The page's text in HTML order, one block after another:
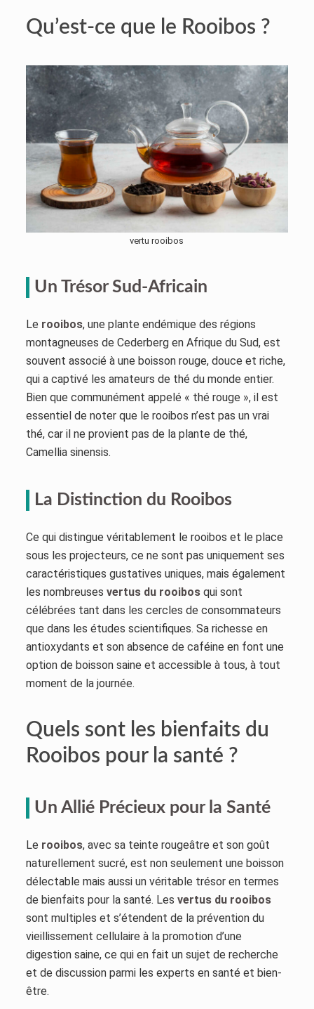
Qu’est-ce que le Rooibos ?
vertu rooibos
Un Trésor Sud-Africain
Le rooibos, une plante endémique des régions
montagneuses de Cederberg en Afrique du Sud, est
souvent associé à une boisson rouge, douce et riche,
qui a captivé les amateurs de thé du monde entier.
Bien que communément appelé « thé rouge », il est
essentiel de noter que le rooibos n’est pas un vrai
thé, car il ne provient pas de la plante de thé,
Camellia sinensis.
La Distinction du Rooibos
Ce qui distingue véritablement le rooibos et le place
sous les projecteurs, ce ne sont pas uniquement ses
caractéristiques gustatives uniques, mais également
les nombreuses vertus du rooibosqui sont
célébrées tant dans les cercles de consommateurs
que dans les études scientifiques. Sa richesse en
antioxydants et son absence de caféine en font une
option de boisson saine et accessible à tous, à tout
moment de la journée.
Quels sont les bienfaits du
Rooibos pour la santé ?
Un Allié Précieux pour la Santé
Le rooibos, avec sa teinte rougeâtre et son goût
naturellement sucré, est non seulement une boisson
délectable mais aussi un véritable trésor en termes
de bienfaits pour la santé. Les vertus du rooibos
sont multiples et s’étendent de la prévention du
vieillissement cellulaire à la promotion d’une
digestion saine, ce qui en fait un sujet de recherche
et de discussion parmi les experts en santé et bien-
être.